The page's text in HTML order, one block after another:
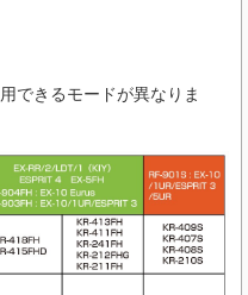
できるモードが異なりま